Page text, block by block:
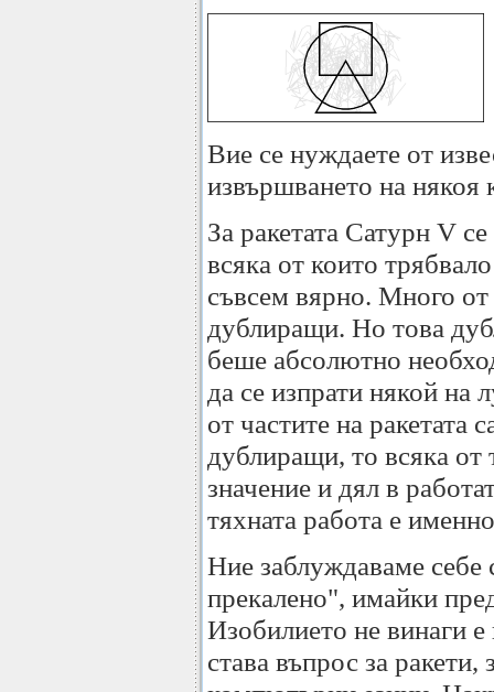
Вие се нуждаете от
извършването на някоя
За ракетата Сатурн V
всяка от които
съвсем вярно. Много от
дублиращи. Но това
беше абсолютно
да се изпрати някой на
от частите на ракетата
дублиращи, то всяка
значение и дял в
тяхната работа е
Ние заблуждаваме себе
прекалено", имайки
Изобилието не винаги
става въпрос за